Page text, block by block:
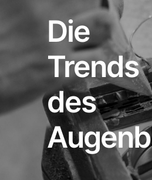
Die
Trends
des